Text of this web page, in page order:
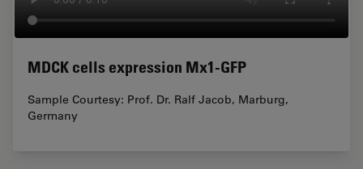
MDCK cells expression Mx1-GFP
Sample Courtesy: Prof. Dr. Ralf Jacob, Marburg,
Germany